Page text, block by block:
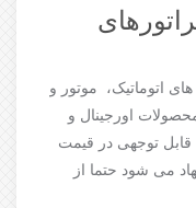
اتوماتیک، موتور و
اورجینال و
توجهی در قیمت
می شود حتما از